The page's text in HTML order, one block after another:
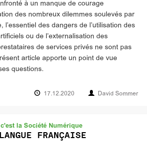
à un manque de courage
des nombreux dilemmes soulevés par
l’essentiel des dangers de l’utilisation des
ou de l’externalisation des
de services privés ne sont pas
article apporte un point de vue
questions.
17.12.2020 David Sommer
la Société Numérique
FRANÇAISE